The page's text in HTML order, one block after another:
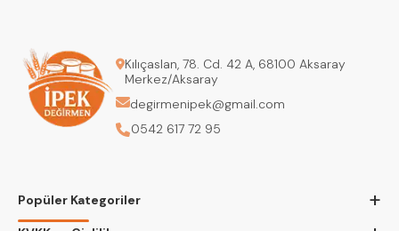
Kılıçaslan, 78. Cd. 42 A, 68100 Aksaray
Merkez/Aksaray
degirmenipek@gmail.com
0542 617 72 95
Popüler Kategoriler +